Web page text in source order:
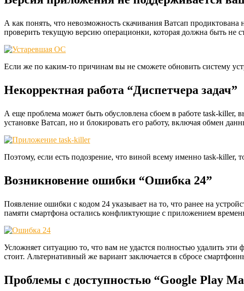
А как понять, что невозможность скачивания Ватсап
проверить текущую версию операционки, которая должна быть не
Если же по каким-то причинам вы не сможете обновить систему
Некорректная работа “Диспетчера задач”
А еще проблема может быть обусловлена сбоем в работе task-killer,
установке Ватсап, но и блокировать его работу, включая обмен
Поэтому, если есть подозрение, что виной всему именно task-
Возникновение ошибки “Ошибка 24”
Появление ошибки с кодом 24 указывает на то, что ранее на
памяти смартфона остались конфликтующие с приложением
Усложняет ситуацию то, что вам не удастся полностью удалить
стоит. Альтернативный же вариант заключается в сбросе
Проблемы с доступностью “Google Play